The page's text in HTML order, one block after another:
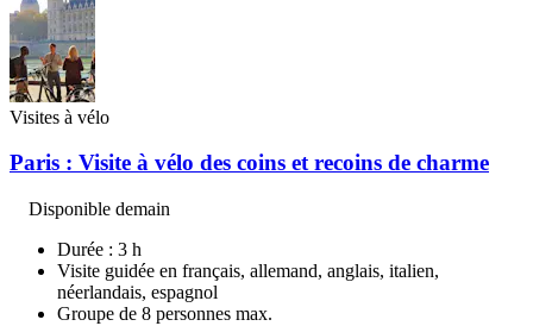
Visites à vélo
Paris : Visite à vélo des coins et recoins de charme
Disponible demain
Durée : 3 h
Visite guidée en français, allemand, anglais, italien,
néerlandais, espagnol
Groupe de 8 personnes max.